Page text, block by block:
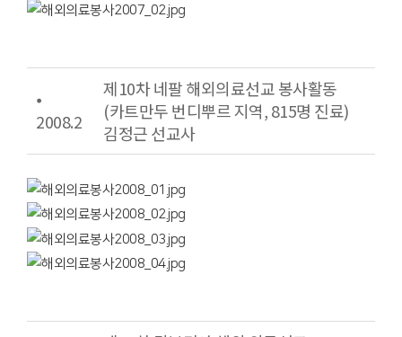
⦁
2008.2
제10차 네팔 해외의료선교 봉사활동
(카트만두 번디뿌르 지역, 815명 진료)
김정근 선교사